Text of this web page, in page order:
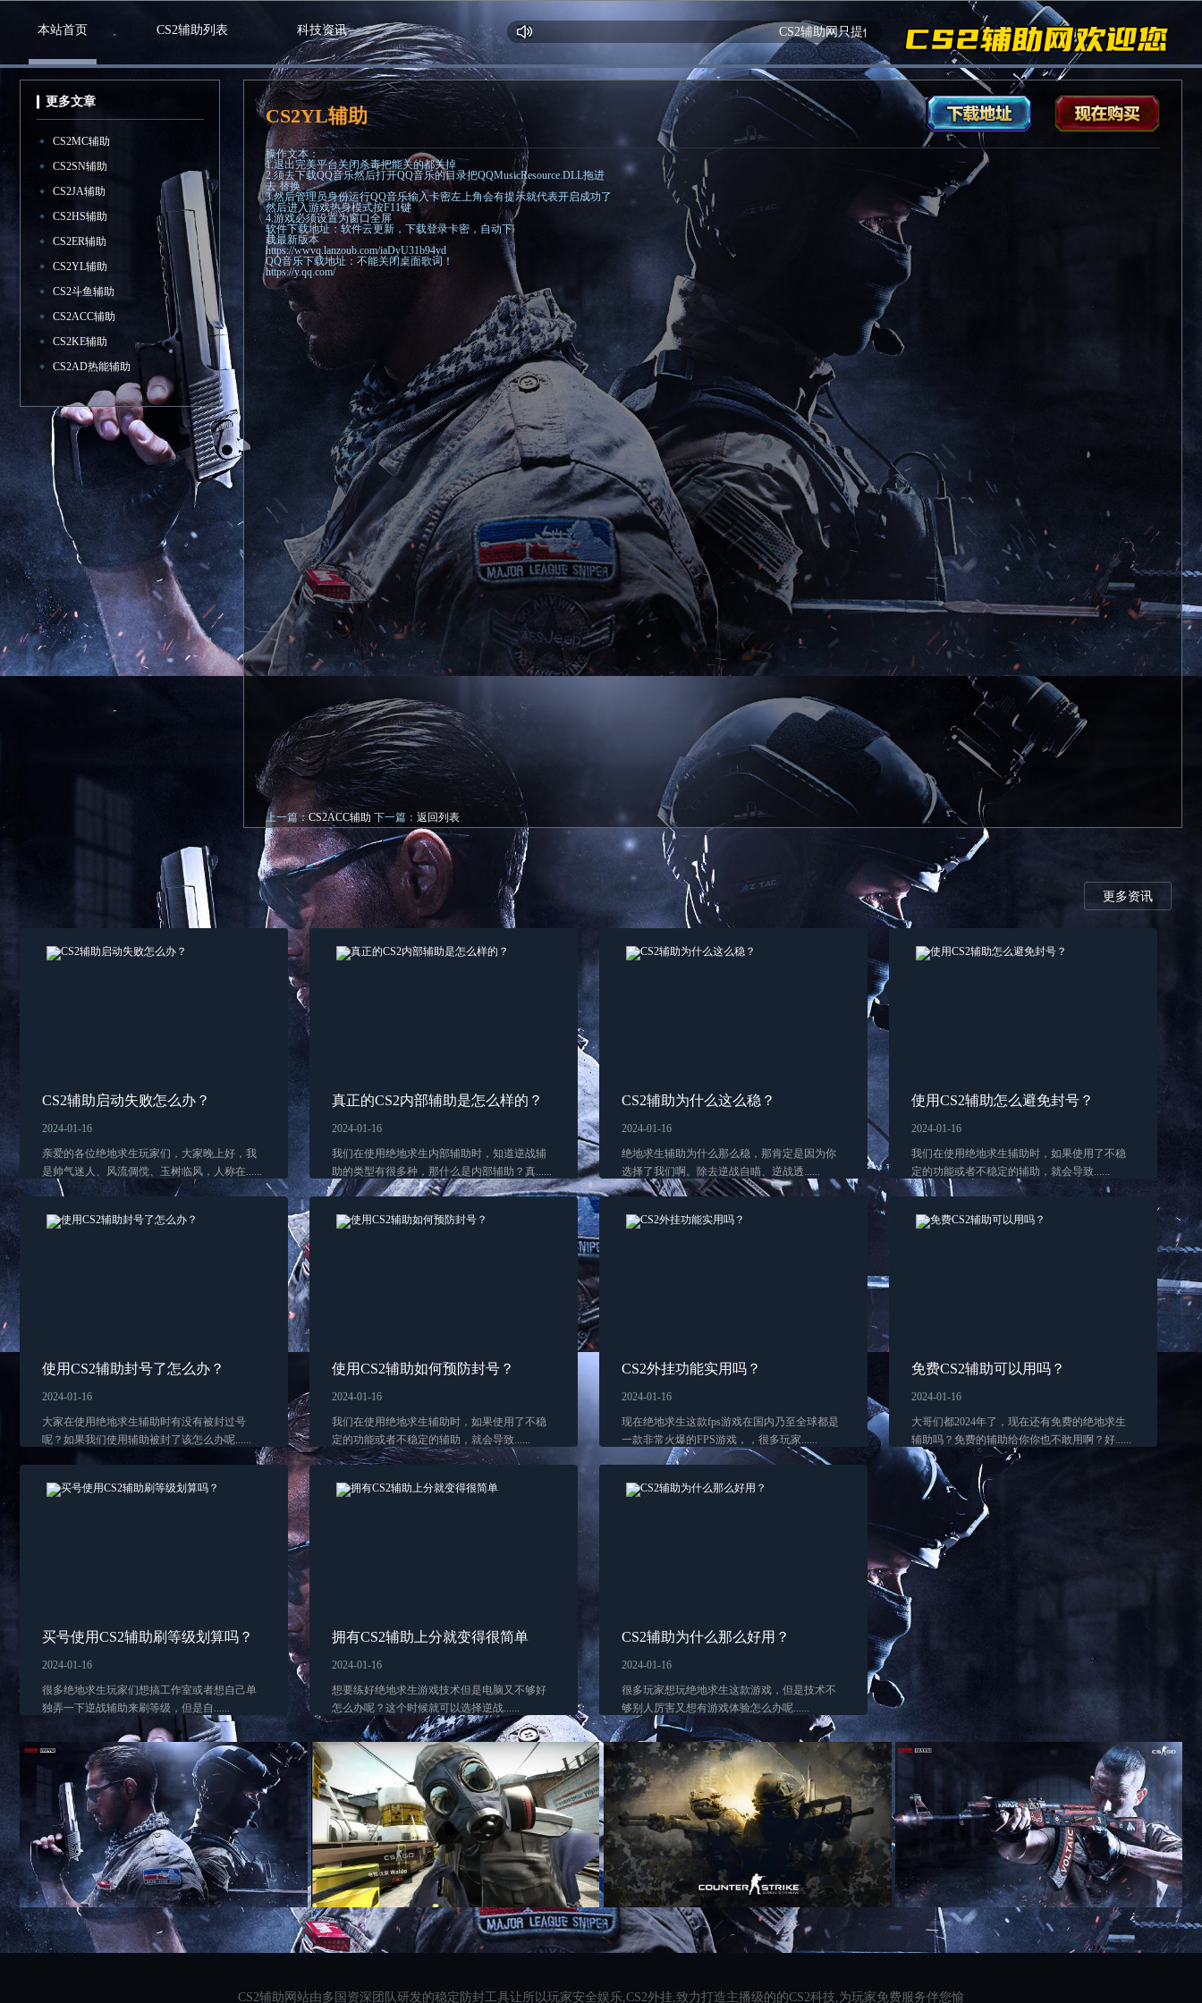
本站首页 CS2辅助列表 科技资讯 CS2辅助网只提供稳定安全防封的科技，非本站购买的CS2外挂不提供任何帮助
更多文章
CS2MC辅助
CS2SN辅助
CS2JA辅助
CS2HS辅助
CS2ER辅助
CS2YL辅助
CS2斗鱼辅助
CS2ACC辅助
CS2KE辅助
CS2AD热能辅助
CS2YL辅助
操作文本：
1.退出完美平台关闭杀毒把能关的都关掉
2.须去下载QQ音乐然后打开QQ音乐的目录把QQMusicResource.DLL拖进
去 替换
3.然后管理员身份运行QQ音乐输入卡密左上角会有提示就代表开启成功了
然后进入游戏热身模式按F11键
4.游戏必须设置为窗口全屏
软件下载地址：软件云更新，下载登录卡密，自动下
载最新版本
https://wwvq.lanzoub.com/iaDyU31b94yd
QQ音乐下载地址：不能关闭桌面歌词！
https://y.qq.com/
上一篇：CS2ACC辅助 下一篇： 返回列表
更多资讯
CS2辅助启动失败怎么办？
2024-01-16
亲爱的各位绝地求生玩家们，大家晚上好，我
是帅气迷人、风流倜傥、玉树临风，人称在......
真正的CS2内部辅助是怎么样的？
2024-01-16
我们在使用绝地求生内部辅助时，知道逆战辅
助的类型有很多种，那什么是内部辅助？真......
CS2辅助为什么这么稳？
2024-01-16
绝地求生辅助为什么那么稳，那肯定是因为你
选择了我们啊。除去逆战自瞄、逆战透......
使用CS2辅助怎么避免封号？
2024-01-16
我们在使用绝地求生辅助时，如果使用了不稳
定的功能或者不稳定的辅助，就会导致......
使用CS2辅助封号了怎么办？
2024-01-16
大家在使用绝地求生辅助时有没有被封过号
呢？如果我们使用辅助被封了该怎么办呢......
使用CS2辅助如何预防封号？
2024-01-16
我们在使用绝地求生辅助时，如果使用了不稳
定的功能或者不稳定的辅助，就会导致......
CS2外挂功能实用吗？
2024-01-16
现在绝地求生这款fps游戏在国内乃至全球都是
一款非常火爆的FPS游戏，，很多玩家......
免费CS2辅助可以用吗？
2024-01-16
大哥们都2024年了，现在还有免费的绝地求生
辅助吗？免费的辅助给你你也不敢用啊？好......
买号使用CS2辅助刷等级划算吗？
2024-01-16
很多绝地求生玩家们想搞工作室或者想自己单
独弄一下逆战辅助来刷等级，但是自......
拥有CS2辅助上分就变得很简单
2024-01-16
想要练好绝地求生游戏技术但是电脑又不够好
怎么办呢？这个时候就可以选择逆战......
CS2辅助为什么那么好用？
2024-01-16
很多玩家想玩绝地求生这款游戏，但是技术不
够别人厉害又想有游戏体验怎么办呢......
CS2辅助网站由多国资深团队研发的稳定防封工具让所以玩家安全娱乐,CS2外挂,致力打造主播级的的CS2科技,为玩家免费服务伴您愉